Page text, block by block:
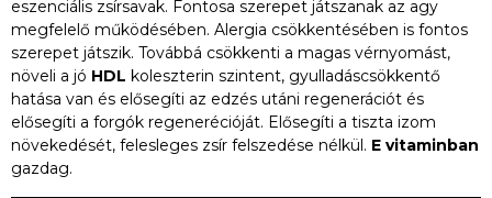
eszenciális zsírsavak. Fontosa szerepet játszanak az agy
megfelelő működésében. Alergia csökkentésében is fontos
szerepet játszik. Továbbá csökkenti a magas vérnyomást,
növeli a jó HDL koleszterin szintent, gyulladáscsökkentő
hatása van és elősegíti az edzés utáni regenerációt és
elősegíti a forgók regenerécióját. Elősegíti a tiszta izom
növekedését, felesleges zsír felszedése nélkül. E vitaminban
gazdag.